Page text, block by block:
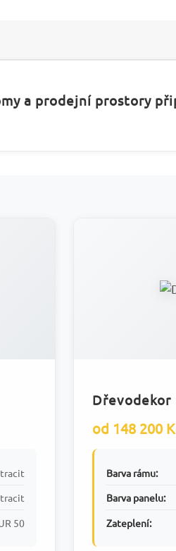
a prodejní prostory
50
Dřevodekor
od 148 200
Barva rámu:
Barva panelu:
Zateplení: